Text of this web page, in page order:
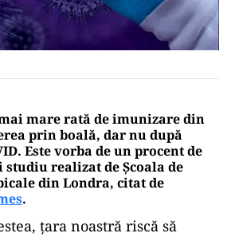
mare rată de imunizare din
prin boală, dar nu după
Este vorba de un procent de
realizat de Școala de
din Londra, citat de
.
țara noastră riscă să